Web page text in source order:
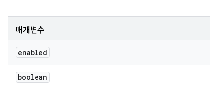
매개변수
enabled
boolean